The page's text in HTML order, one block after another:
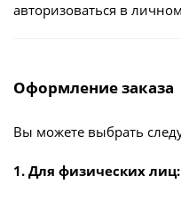
авторизоваться в
Оформление заказа
Вы можете выбрать
1. Для физических лиц: